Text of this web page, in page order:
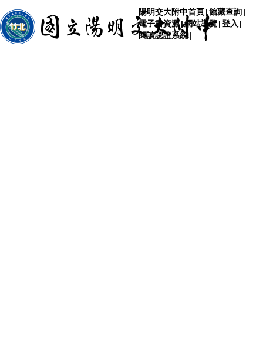
陽明交大附中首頁|館藏查詢|
電子書資源|網站導覽|登入 |
閱讀認證系統 |